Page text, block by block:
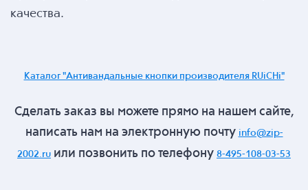
качества.
Каталог "Антивандальные кнопки производителя RUiCHi"
Сделать заказ вы можете прямо на нашем сайте,
написать нам на электронную почту info@zip-
2002.ru или позвонить по телефону 8-495-108-03-53